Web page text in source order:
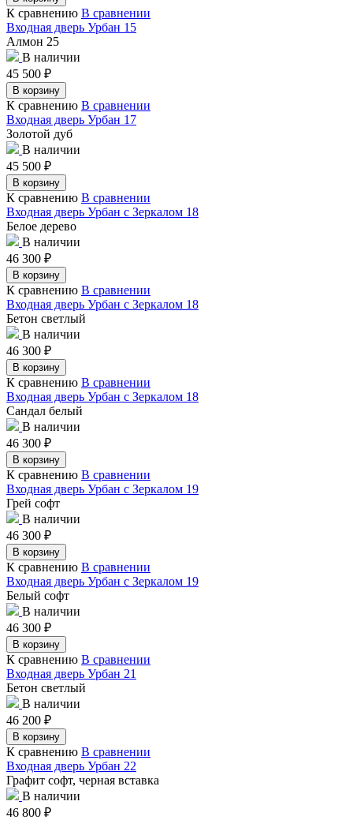
К сравнению В сравнении
Входная дверь Урбан 15
Алмон 25
В наличии
45 500 ₽
В корзину
К сравнению В сравнении
Входная дверь Урбан 17
Золотой дуб
В наличии
45 500 ₽
В корзину
К сравнению В сравнении
Входная дверь Урбан с Зеркалом 18
Белое дерево
В наличии
46 300 ₽
В корзину
К сравнению В сравнении
Входная дверь Урбан с Зеркалом 18
Бетон светлый
В наличии
46 300 ₽
В корзину
К сравнению В сравнении
Входная дверь Урбан с Зеркалом 18
Сандал белый
В наличии
46 300 ₽
В корзину
К сравнению В сравнении
Входная дверь Урбан с Зеркалом 19
Грей софт
В наличии
46 300 ₽
В корзину
К сравнению В сравнении
Входная дверь Урбан с Зеркалом 19
Белый софт
В наличии
46 300 ₽
В корзину
К сравнению В сравнении
Входная дверь Урбан 21
Бетон светлый
В наличии
46 200 ₽
В корзину
К сравнению В сравнении
Входная дверь Урбан 22
Графит софт, черная вставка
В наличии
46 800 ₽